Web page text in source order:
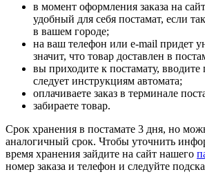
в момент оформления заказа на
удобный для себя постамат, если
в вашем городе;
на ваш телефон или e-mail придет
значит, что товар доставлен в
вы приходите к постамату,
следует инструкциям автомата;
оплачиваете заказ в терминале
забираете товар.
Срок хранения в постамате 3 дня, но
аналогичный срок. Чтобы уточнить
время хранения зайдите на сайт нашего
номер заказа и телефон и следуйте